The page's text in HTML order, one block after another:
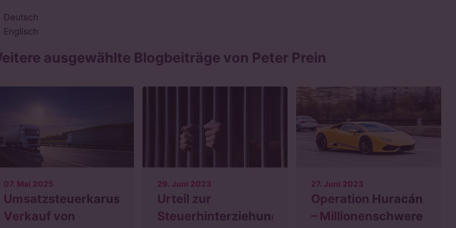
Deutsch
Englisch
ausgewählte Blogbeiträge von Peter Prein
07. Mai 2025
Umsatzsteuerkarussell:
Verkauf von
29. Juni 2023
Urteil zur
Steuerhinterziehung
27. Juni 2023
Operation Huracán
– Millionenschwere